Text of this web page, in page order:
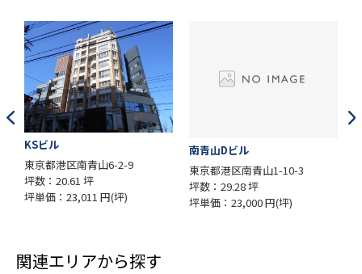
南青山6-2-9
坪
円(坪)
東京都港区南青山1-10-3
坪数：29.28 坪
坪単価：23,000 円(坪)
東京都港区南
坪単価：
関連エリアから探す